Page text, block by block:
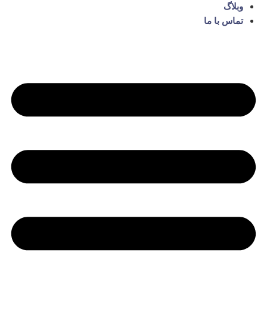
وبلاگ
تماس با ما